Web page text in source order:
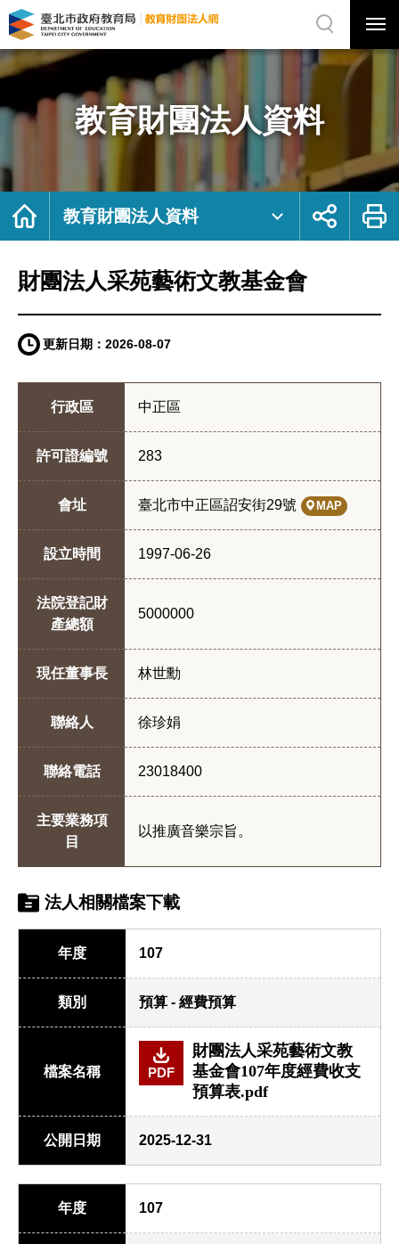
財
團
人
藝
術
｜
市
局
網
站
選
選
單
關
網
站
尋
教育財團法人資料
首
教育財團法人資料
展
鈕
列
財團法人采苑藝術文教基金會
更新日期： 2026-08-07
行政區 中正區
許可證編號 283
會址 臺北市中正區詔安街29號 MAP
設立時間 1997-06-26
法院登記財
產總額
5000000
現任董事長 林世勳
聯絡人 徐珍娟
聯絡電話 23018400
主要業務項
目
以推廣音樂宗旨。
法人相關檔案下載
年度 107
類別 預算 - 經費預算
檔案名稱 PDF
財團法人采苑藝術文教
基金會107年度經費收支
預算表.pdf
公開日期 2025-12-31
年度 107